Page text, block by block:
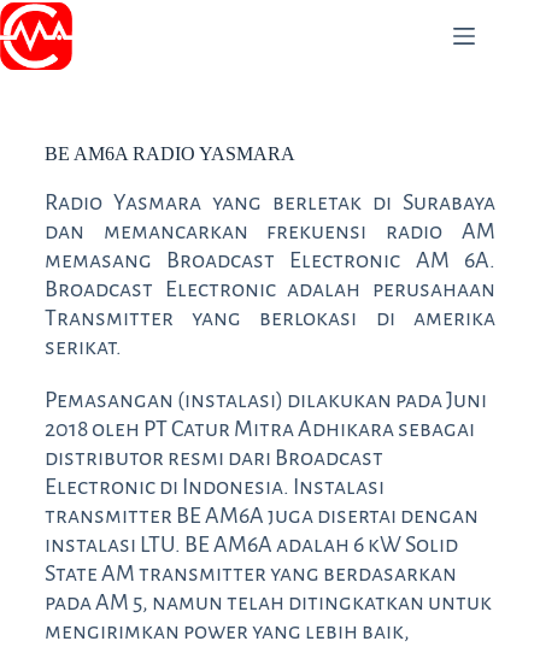
BE AM6A RADIO YASMARA
Radio Yasmara yang berletak di Surabaya
dan memancarkan frekuensi radio AM
memasang Broadcast Electronic AM 6A.
Broadcast Electronic adalah perusahaan
Transmitter yang berlokasi di amerika
serikat.
Pemasangan (instalasi) dilakukan pada Juni
2018 oleh PT Catur Mitra Adhikara sebagai
distributor resmi dari Broadcast
Electronic di Indonesia. Instalasi
transmitter BE AM6A juga disertai dengan
instalasi LTU. BE AM6A adalah 6 kW Solid
State AM transmitter yang berdasarkan
pada AM 5, namun telah ditingkatkan untuk
mengirimkan power yang lebih baik,